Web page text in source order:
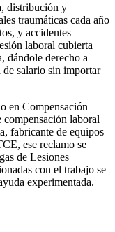
distribución y
traumáticas cada año
y accidentes
laboral cubierta
dándole derecho a
salario sin importar
en Compensación
compensación laboral
fabricante de equipos
ese reclamo se
de Lesiones
con el trabajo se
experimentada.